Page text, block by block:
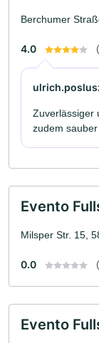
Berchumer
4.0
Zuverlässiger
zudem
Evento
Milsper Str. 15,
0.0
Evento